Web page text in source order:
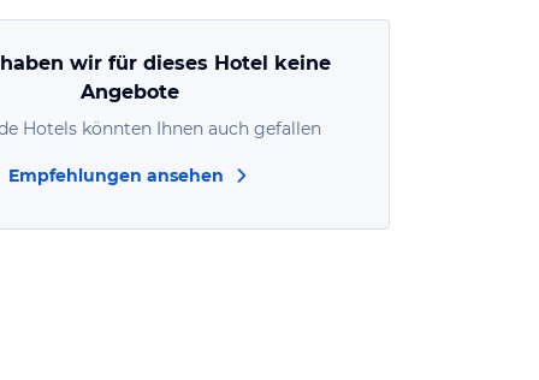
wir für dieses Hotel keine
Angebote
Hotels könnten Ihnen auch gefallen
Empfehlungen ansehen